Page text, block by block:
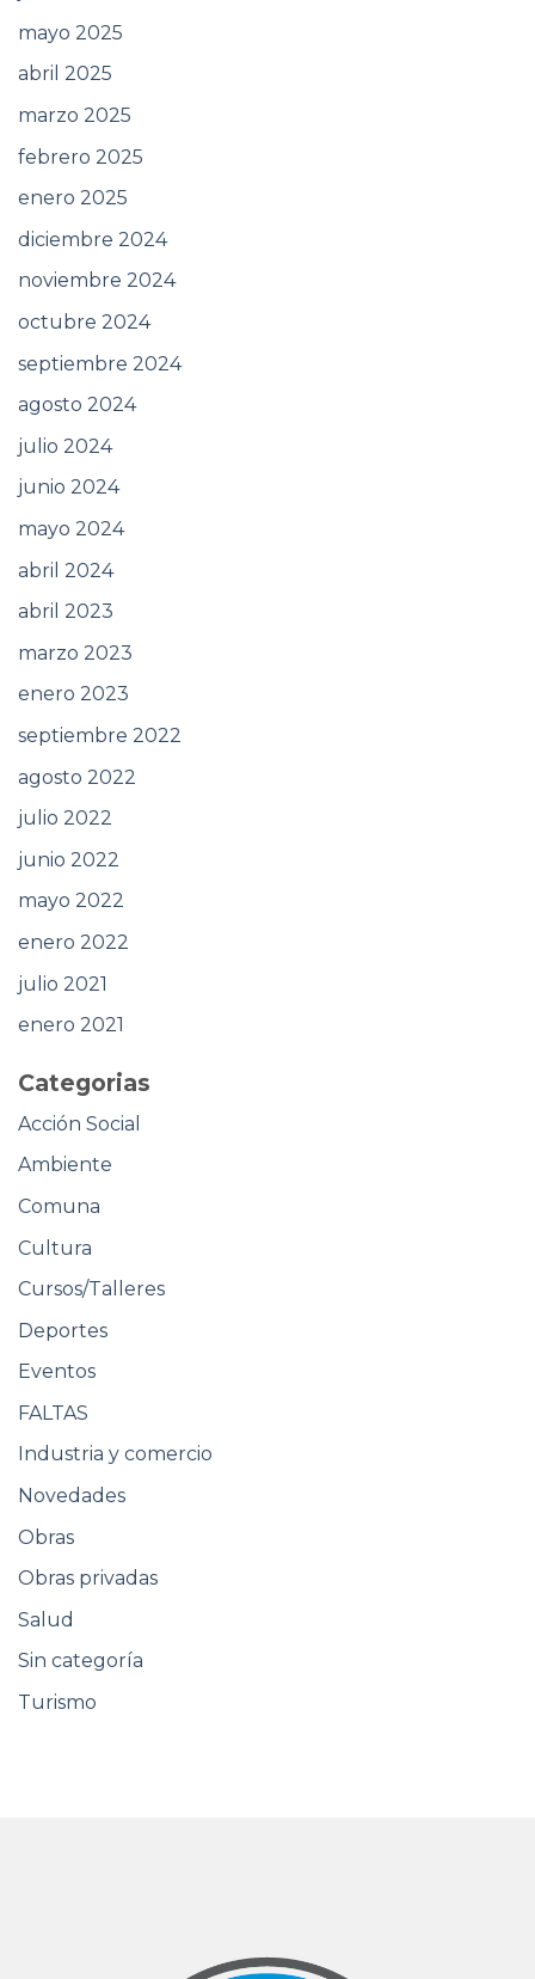
mayo 2025
abril 2025
marzo 2025
febrero 2025
enero 2025
diciembre 2024
noviembre 2024
octubre 2024
septiembre 2024
agosto 2024
julio 2024
junio 2024
mayo 2024
abril 2024
abril 2023
marzo 2023
enero 2023
septiembre 2022
agosto 2022
julio 2022
junio 2022
mayo 2022
enero 2022
julio 2021
enero 2021
Categorias
Acción Social
Ambiente
Comuna
Cultura
Cursos/Talleres
Deportes
Eventos
FALTAS
Industria y comercio
Novedades
Obras
Obras privadas
Salud
Sin categoría
Turismo